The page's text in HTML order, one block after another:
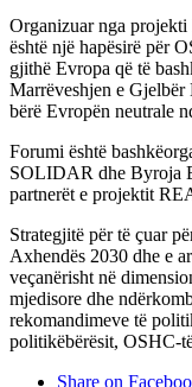
Organizuar nga
është një hapësirë për
gjithë Evropa që të
Marrëveshjen e
bërë Evropën neutrale
Forumi është
SOLIDAR dhe Byroja
partnerët e projektit
Strategjitë për të çuar
Axhendës 2030 dhe e
veçanërisht në
mjedisore dhe
rekomandimeve të
politikëbërësit, OSHC-
Share on